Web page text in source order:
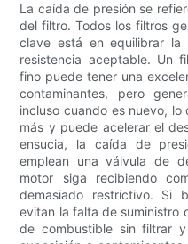
La caída de presión se
del filtro. Todos los filtros
clave está en equilibrar la
resistencia aceptable. Un
fino puede tener una
contaminantes, pero
incluso cuando es nuevo,
más y puede acelerar el
ensucia, la caída de
emplean una válvula de
motor siga recibiendo
demasiado restrictivo. Si
evitan la falta de suministro
de combustible sin filtrar